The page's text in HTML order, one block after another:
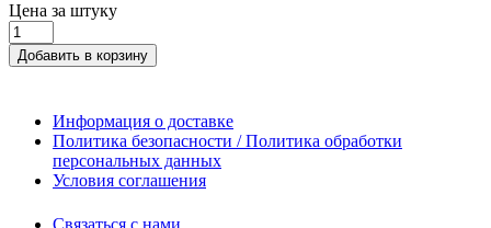
Цена за штуку
Добавить в корзину
Информация о доставке
Политика безопасности / Политика обработки
персональных данных
Условия соглашения
Связаться с нами